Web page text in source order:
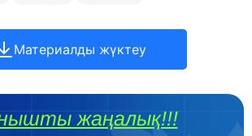
Материалды жүктеу
жаңалық!!!